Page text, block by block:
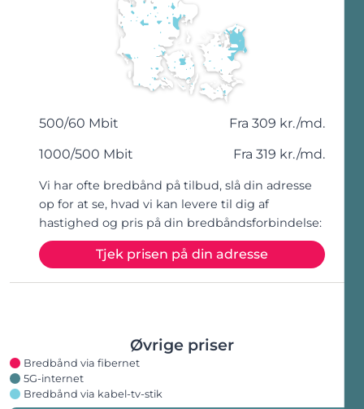
500/60 Mbit Fra 309 kr./md.
1000/500 Mbit Fra 319 kr./md.
Vi har ofte bredbånd på tilbud, slå din adresse
op for at se, hvad vi kan levere til dig af
hastighed og pris på din bredbåndsforbindelse:
Tjek prisen på din adresse
Øvrige priser
Bredbånd via fibernet
5G-internet
Bredbånd via kabel-tv-stik